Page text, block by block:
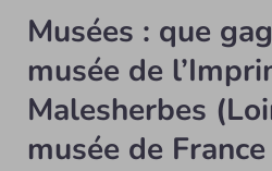
Musées : que
musée de
Malesherbes
musée de France